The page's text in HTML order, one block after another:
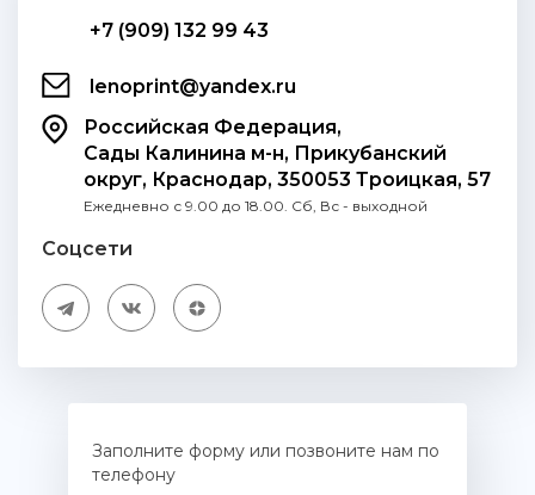
+7 (909) 132 99 43
lenoprint@yandex.ru
Российская Федерация,
Сады Калинина м-н, Прикубанский
округ, Краснодар, 350053 Троицкая, 57
Ежедневно с 9.00 до 18.00. Сб, Вс - выходной
Соцсети
Заполните форму или позвоните нам по
телефону